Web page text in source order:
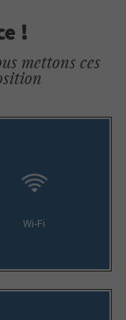
!
mettons ces
Wi-Fi